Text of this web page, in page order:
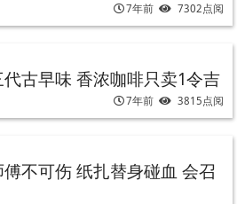
7年前 7302点阅
代古早味 香浓咖啡只卖1令吉
7年前 3815点阅
傅不可伤 纸扎替身碰血 会召